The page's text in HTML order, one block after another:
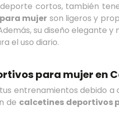
cortos, también
mujer son ligeros y
su diseño elegante
el uso diario.
para mujer en
entrenamientos debido a
de calcetines deportivos